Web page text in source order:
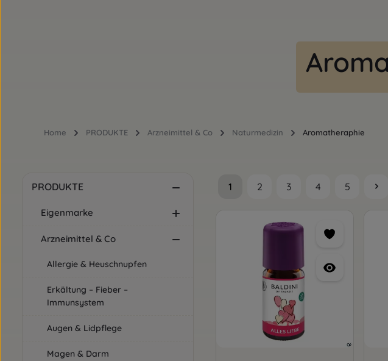
Home PRODUKTE Arzneimittel & Co Naturmedizin Aromatheraphie
PRODUKTE
Eigenmarke
Arzneimittel & Co
Allergie & Heuschnupfen
Erkältung – Fieber –
Immunsystem
Augen & Lidpflege
Magen & Darm
Seite
1
Seite
2
Seite
3
Seite
4
Seite
5